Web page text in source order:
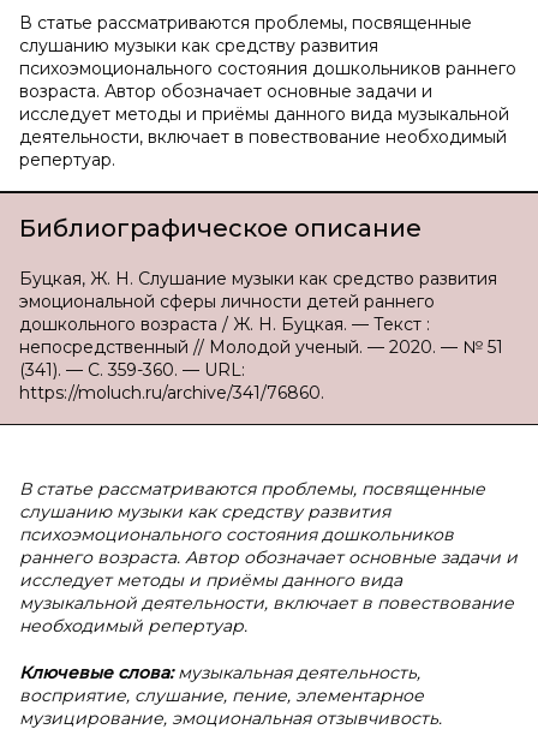
В статье рассматриваются проблемы, посвященные
слушанию музыки как средству развития
психоэмоционального состояния дошкольников раннего
возраста. Автор обозначает основные задачи и
исследует методы и приёмы данного вида музыкальной
деятельности, включает в повествование необходимый
репертуар.
Библиографическое описание
Буцкая, Ж. Н. Слушание музыки как средство развития
эмоциональной сферы личности детей раннего
дошкольного возраста / Ж. Н. Буцкая. — Текст :
непосредственный // Молодой ученый. — 2020. — № 51
(341). — С. 359-360. — URL:
https://moluch.ru/archive/341/76860.
В статье рассматриваются проблемы, посвященные
слушанию музыки как средству развития
психоэмоционального состояния дошкольников
раннего возраста. Автор обозначает основные задачи и
исследует методы и приёмы данного вида
музыкальной деятельности, включает в повествование
необходимый репертуар.
Ключевые слова:музыкальная деятельность,
восприятие, слушание, пение, элементарное
музицирование, эмоциональная отзывчивость.